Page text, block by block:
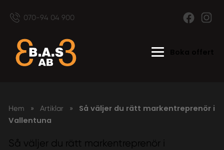
070-94 04 900
Hem » Artiklar »
Så väljer du rätt markentreprenör i
Vallentuna
Så väljer du rätt markentreprenör i